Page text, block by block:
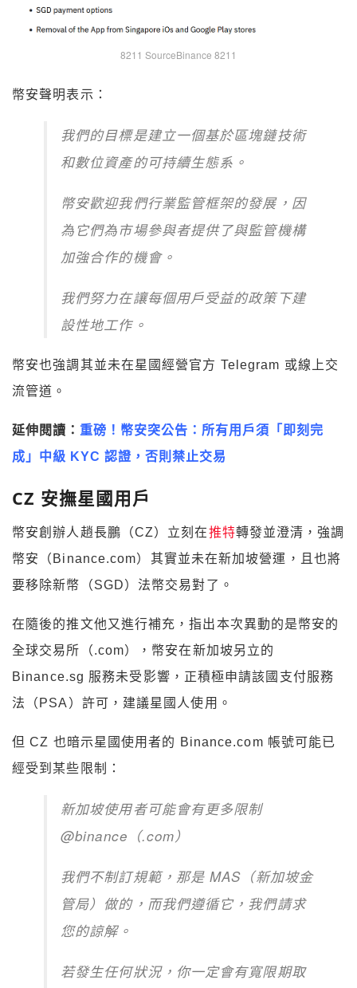
8211 SourceBinance 8211
幣安聲明表示：
我們的目標是建立一個基於區塊鏈技術
和數位資產的可持續生態系。
幣安歡迎我們行業監管框架的發展，因
為它們為市場參與者提供了與監管機構
加強合作的機會。
我們努力在讓每個用戶受益的政策下建
設性地工作。
幣安也強調其並未在星國經營官方 Telegram 或線上交
流管道。
延伸閱讀： 重磅！幣安突公告：所有用戶須「即刻完
成」中級 KYC 認證，否則禁止交易
CZ 安撫星國用戶
幣安創辦人趙長鵬（CZ）立刻在推特轉發並澄清，強調
幣安（Binance.com）其實並未在新加坡營運，且也將
要移除新幣（SGD）法幣交易對了。
在隨後的推文他又進行補充，指出本次異動的是幣安的
全球交易所（.com），幣安在新加坡另立的
Binance.sg 服務未受影響，正積極申請該國支付服務
法（PSA）許可，建議星國人使用。
但 CZ 也暗示星國使用者的 Binance.com 帳號可能已
經受到某些限制：
新加坡使用者可能會有更多限制
@binance（.com）
我們不制訂規範，那是 MAS（新加坡金
管局）做的，而我們遵循它，我們請求
您的諒解。
若發生任何狀況，你一定會有寬限期取